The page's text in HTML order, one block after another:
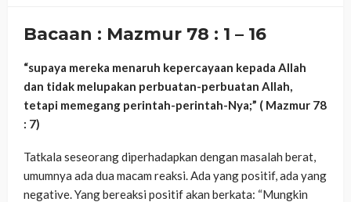
Bacaan : Mazmur 78 : 1 – 16
“supaya mereka menaruh kepercayaan kepada Allah
dan tidak melupakan perbuatan-perbuatan Allah,
tetapi memegang perintah-perintah-Nya;” ( Mazmur 78
: 7)
Tatkala seseorang diperhadapkan dengan masalah berat,
umumnya ada dua macam reaksi. Ada yang positif, ada yang
negative. Yang bereaksi positif akan berkata: “Mungkin